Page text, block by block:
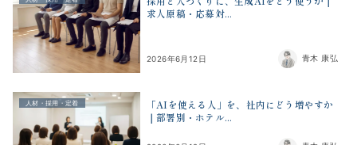
求人原稿・応募対...
2026年6月12日 青木 康弘
人材・採用・定着
「AIを使える人」を、社内にどう増やすか
｜部署別・ホテル...